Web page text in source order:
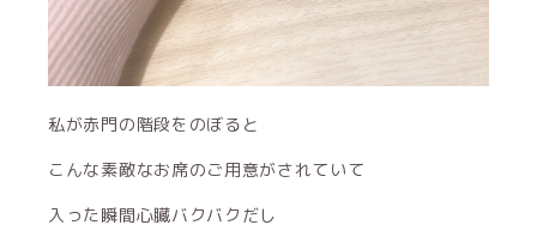
私が赤門の階段をのぼると
こんな素敵なお席のご用意がされていて
入った瞬間心臓バクバクだし